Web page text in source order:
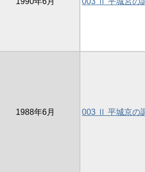
1988年6月 003 Ⅱ 平城京の